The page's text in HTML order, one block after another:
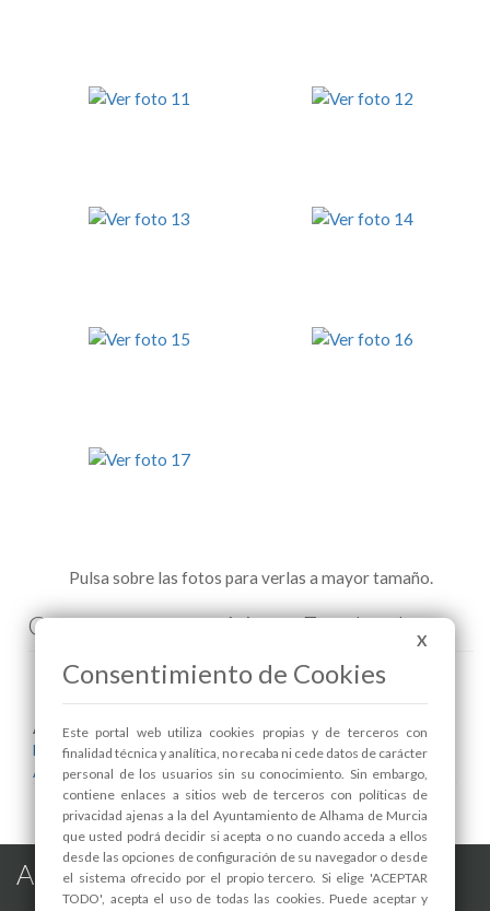
Pulsa sobre las fotos para verlas a mayor tamaño.
Comenta esta noticia en Facebook
Areas relacionadas:
Deportes
Alcaldía
Alhama de Murcia en las Redes
X
Consentimiento de Cookies
Este portal web utiliza cookies propias y de terceros con
finalidad técnica y analítica, no recaba ni cede datos de carácter
personal de los usuarios sin su conocimiento. Sin embargo,
contiene enlaces a sitios web de terceros con políticas de
privacidad ajenas a la del Ayuntamiento de Alhama de Murcia
que usted podrá decidir si acepta o no cuando acceda a ellos
desde las opciones de configuración de su navegador o desde
el sistema ofrecido por el propio tercero. Si elige 'ACEPTAR
TODO', acepta el uso de todas las cookies. Puede aceptar y